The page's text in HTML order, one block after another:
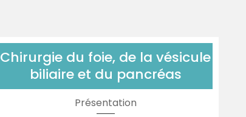
Chirurgie du foie, de la vésicule
biliaire et du pancréas
Présentation